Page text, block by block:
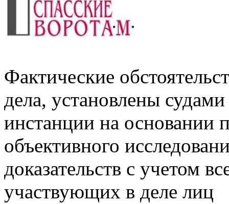
Фактические
дела, установлены
инстанции на основании
объективного
доказательств с учетом
участвующих в деле лиц